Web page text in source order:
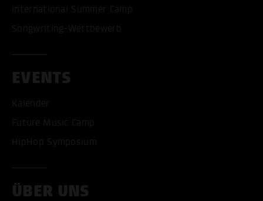
International Summer Camp
Songwriting-Wettbewerb
EVENTS
Kalender
Future Music Camp
HipHop Symposium
ÜBER UNS